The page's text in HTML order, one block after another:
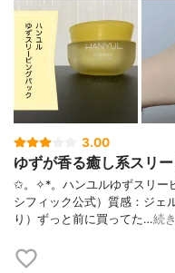
3.00
ゆずが香る癒し系スリ
✩。✧*。ハンユルゆずスリー
シフィック公式）質感：ジェ
り）ずっと前に買ってた…続